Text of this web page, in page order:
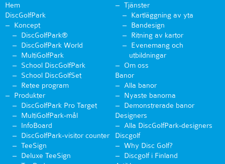
Hem
DiscGolfPark
Koncept
DiscGolfPark®
DiscGolfPark World
MultiGolfPark
School DiscGolfPark
School DiscGolfSet
Retee program
Produkter
DiscGolfPark Pro Target
MultiGolfPark-mål
InfoBoard
DiscGolfPark-visitor counter
TeeSign
Deluxe TeeSign
Tjänster
Kartläggning av yta
Bandesign
Ritning av kartor
Evenemang och
utbildningar
Om oss
Banor
Alla banor
Nyaste banorna
Demonstrerade banor
Designers
Alla DiscGolfPark-designers
Discgolf
Why Disc Golf?
Discgolf i Finland